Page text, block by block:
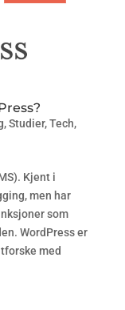
,Studier,Tech,
Kjent i
men har
som
WordPress er
med